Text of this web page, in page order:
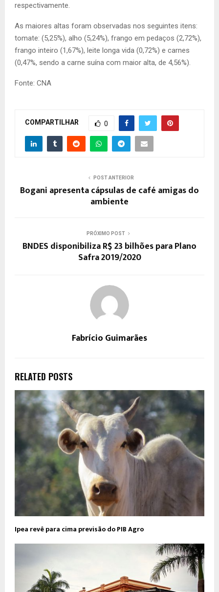
respectivamente.
As maiores altas foram observadas nos seguintes itens:
tomate: (5,25%), alho (5,24%), frango em pedaços (2,72%),
frango inteiro (1,67%), leite longa vida (0,72%) e carnes
(0,47%, sendo a carne suína com maior alta, de 4,56%).
Fonte: CNA
COMPARTILHAR 0
POST ANTERIOR
Bogani apresenta cápsulas de café amigas do
ambiente
PRÓXIMO POST
BNDES disponibiliza R$ 23 bilhões para Plano
Safra 2019/2020
Fabrício Guimarães
RELATED POSTS
Ipea revê para cima previsão do PIB Agro